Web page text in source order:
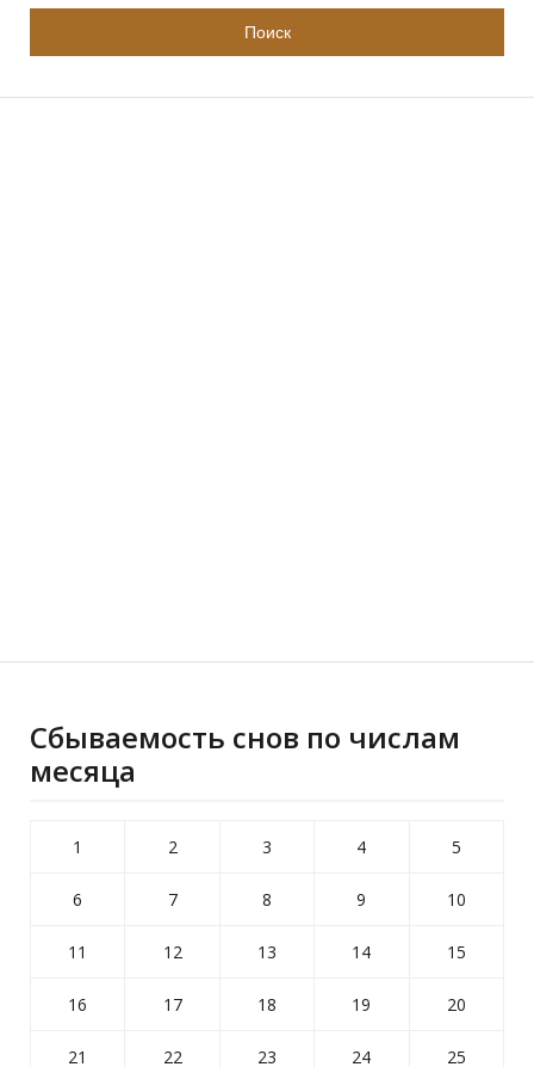
Сбываемость снов по числам
месяца
1 2 3 4 5
6 7 8 9 10
11 12 13 14 15
16 17 18 19 20
21 22 23 24 25